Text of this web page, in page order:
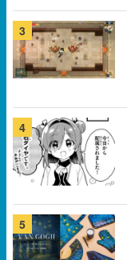
4
5
すべて見る